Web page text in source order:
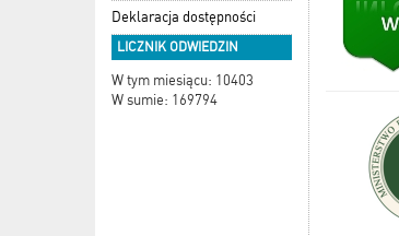
Deklaracja dostępności
LICZNIK ODWIEDZIN
W tym miesiącu: 10403
W sumie: 169794